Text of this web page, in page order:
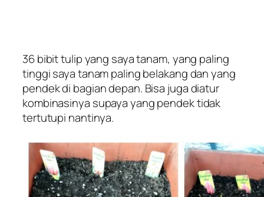
36 bibit tulip yang saya tanam, yang paling
tinggi saya tanam paling belakang dan yang
pendek di bagian depan. Bisa juga diatur
kombinasinya supaya yang pendek tidak
tertutupi nantinya.